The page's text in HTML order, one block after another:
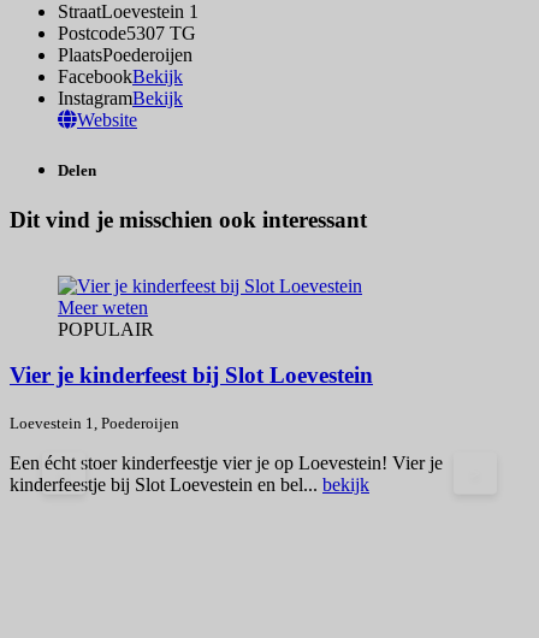
StraatLoevestein 1
Postcode5307 TG
PlaatsPoederoijen
FacebookBekijk
InstagramBekijk
Website
Delen
Dit vind je misschien ook interessant
Meer weten
POPULAIR
Vier je kinderfeest bij Slot Loevestein
Loevestein 1, Poederoijen
Een écht stoer kinderfeestje vier je op Loevestein! Vier je
kinderfeestje bij Slot Loevestein en bel... bekijk
<